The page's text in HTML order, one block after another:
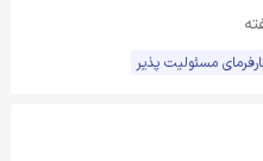
مسئولیت پذیر